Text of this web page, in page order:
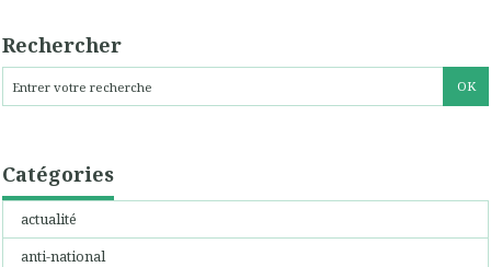
Rechercher
Catégories
actualité
anti-national